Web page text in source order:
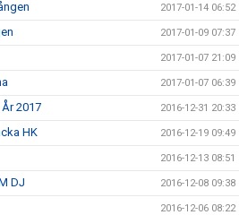
2017-01-14 06:52
2017-01-09 07:37
2017-01-07 21:09
2017-01-07 06:39
2017 2016-12-31 20:33
HK 2016-12-19 09:49
2016-12-13 08:51
DJ 2016-12-08 09:38
2016-12-06 08:22